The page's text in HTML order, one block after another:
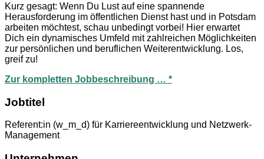
Kurz gesagt: Wenn Du Lust auf eine spannende
Herausforderung im öffentlichen Dienst hast und in Potsdam
arbeiten möchtest, schau unbedingt vorbei! Hier erwartet
Dich ein dynamisches Umfeld mit zahlreichen Möglichkeiten
zur persönlichen und beruflichen Weiterentwicklung. Los,
greif zu!
Zur kompletten Jobbeschreibung … *
Jobtitel
Referent:in (w_m_d) für Karriereentwicklung und Netzwerk-
Management